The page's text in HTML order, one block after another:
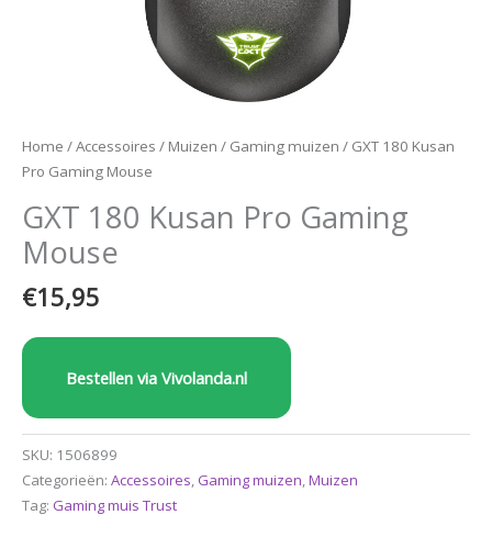
Home /Accessoires / Muizen / Gaming muizen / GXT 180 Kusan
Pro Gaming Mouse
GXT 180 Kusan Pro Gaming
Mouse
€15,95
Bestellen via Vivolanda.nl
SKU: 1506899
Categorieën: Accessoires, Gaming muizen,Muizen
Tag: Gaming muis Trust